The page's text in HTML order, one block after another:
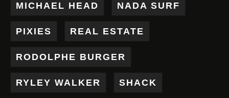
MICHAEL HEAD NADA SURF
PIXIES REAL ESTATE
RODOLPHE BURGER
RYLEY WALKER SHACK